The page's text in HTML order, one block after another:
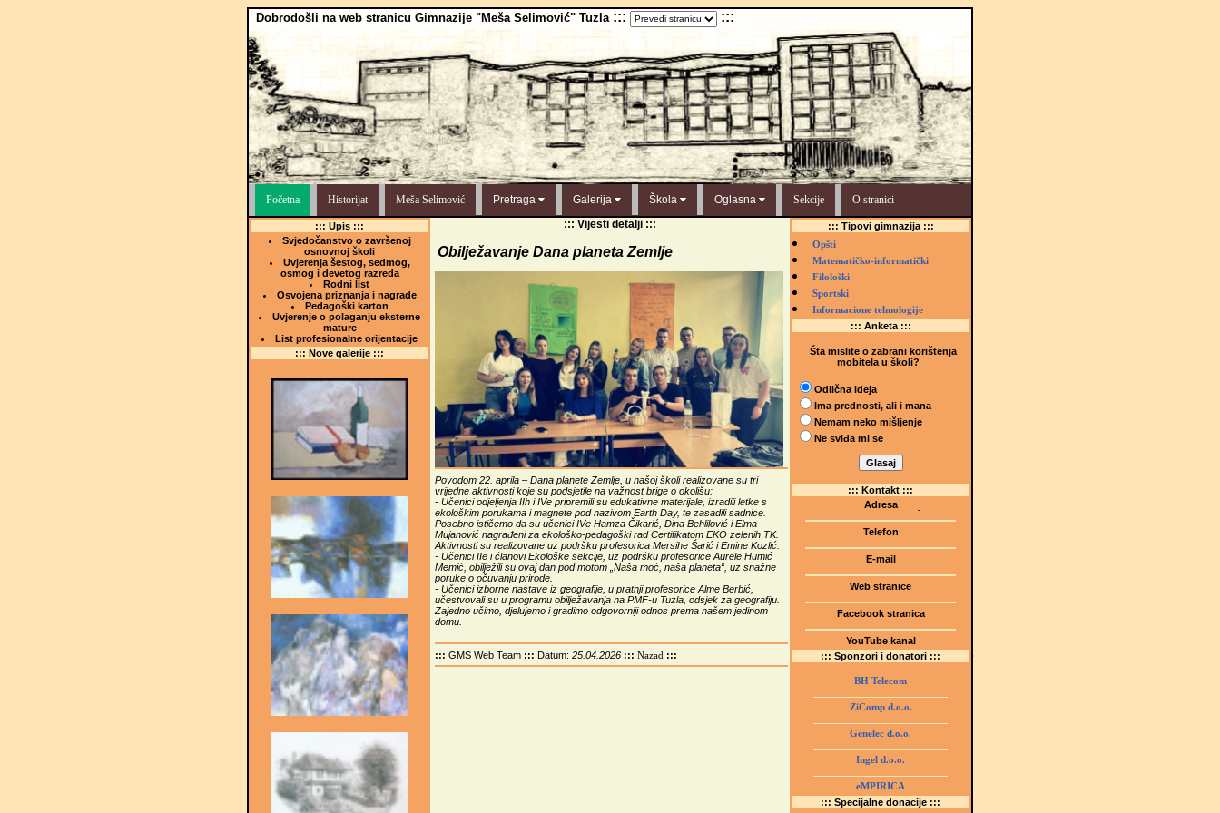
Dobrodošli na web stranicu Gimnazije "Meša Selimović" Tuzla ::: :::
Početna Historijat Meša Selimović Pretraga Galerija Škola Oglasna Sekcije O stranici
::: Upis :::
Svjedočanstvo o završenoj
osnovnoj školi
Uvjerenja šestog, sedmog,
osmog i devetog razreda
Rodni list
Osvojena priznanja i nagrade
Pedagoški karton
Uvjerenje o polaganju eksterne
mature
List profesionalne orijentacije
::: Nove galerije :::
::: Vijesti detalji :::
Obilježavanje Dana planeta Zemlje
Povodom 22. aprila – Dana planete Zemlje, u našoj školi realizovane su tri
vrijedne aktivnosti koje su podsjetile na važnost brige o okolišu:
- Učenici odjeljenja IIh i IVe pripremili su edukativne materijale, izradili letke s
ekološkim porukama i magnete pod nazivom Earth Day, te zasadili sadnice.
Posebno ističemo da su učenici IVe Hamza Čikarić, Dina Behlilović i Elma
Mujanović nagrađeni za ekološko-pedagoški rad Certifikatom EKO zelenih TK.
Aktivnosti su realizovane uz podršku profesorica Mersihe Šarić i Emine Kozlić.
- Učenici IIe i članovi Ekološke sekcije, uz podršku profesorice Aurele Humić
Memić, obilježili su ovaj dan pod motom „Naša moć, naša planeta“, uz snažne
poruke o očuvanju prirode.
- Učenici izborne nastave iz geografije, u pratnji profesorice Alme Berbić,
učestvovali su u programu obilježavanja na PMF-u Tuzla, odsjek za geografiju.
Zajedno učimo, djelujemo i gradimo odgovorniji odnos prema našem jedinom
domu.
::: GMS Web Team::: Datum: 25.04.2026::: Nazad :::
::: Tipovi gimnazija :::
Opšti
Matematičko-informatički
Filološki
Sportski
Informacione tehnologije
::: Anketa :::
Šta mislite o zabrani korištenja
mobitela u školi?
Odlična ideja
Ima prednosti, ali i mana
Nemam neko mišljenje
Ne sviđa mi se
::: Kontakt :::
Adresa
(Šetalište I.G. Kovačića 1)
75000 Tuzla, BiH
Telefon
E-mail
Web stranice
www.gmstziam.com.ba
Facebook stranica
YouTube kanal
GMS Tuzla
::: Sponzori i donatori :::
BH Telecom
ZiComp d.o.o.
Genelec d.o.o.
Ingel d.o.o.
eMPIRICA
::: Specijalne donacije :::